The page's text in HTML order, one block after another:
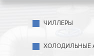
ЧИЛЛЕРЫ
ХОЛОДИЛЬНЫЕ